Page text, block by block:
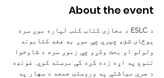
About the event
د ESLC د مجازی کتاب کلب لپاره موږ سره
یوځای شئ، چیرې چې موږ به هغه کتابونه
ولولو او بحث وکړو چې زموږ سره د شاوخوا
تنوع په اړه زده کړه کې مرسته کوي. غونډه
د هرې میاشتې په وروستۍ جمعه د سهار په